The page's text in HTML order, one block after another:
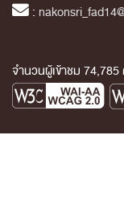
:
จำนวนผู้เข้าชม 74,785